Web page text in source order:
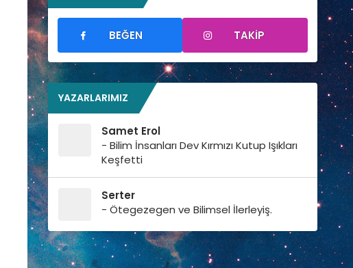
BEĞEN TAKIP
YAZARLARIMIZ
Samet Erol
- Bilim İnsanları Dev Kırmızı Kutup Işıkları
Keşfetti
Serter
- Ötegezegen ve Bilimsel İlerleyiş.